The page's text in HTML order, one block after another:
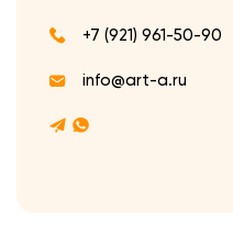
+7 (921) 961-50-90
info@art-a.ru